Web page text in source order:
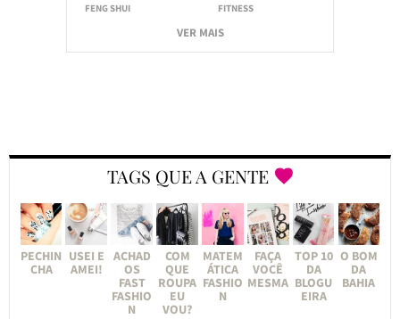
FENG SHUI
FITNESS
VER MAIS
TAGS QUE A GENTE
PECHIN
CHA
USEI E
AMEI!
ACHAD
OS
FAST
FASHIO
N
COM
QUE
ROUPA
EU
VOU?
MATEM
ÁTICA
FASHIO
N
FAÇA
VOCÊ
MESMA
TOP 10
DA
BLOGU
EIRA
O BOM
DA
BAHIA